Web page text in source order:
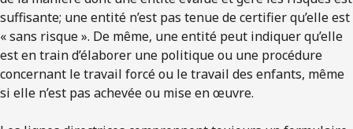
suffisante; une entité n’est pas tenue de certifier qu’elle est
« sans risque ». De même, une entité peut indiquer qu’elle
est en train d’élaborer une politique ou une procédure
concernant le travail forcé ou le travail des enfants, même
si elle n’est pas achevée ou mise en œuvre.